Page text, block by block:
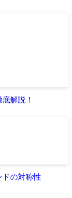
解説！
の対称性